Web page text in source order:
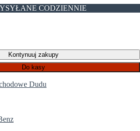
CODZIENNIE
Kontynuuj zakupy
Do kasy
Dudu